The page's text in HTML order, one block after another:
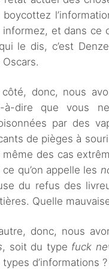
boycottez
informez, et dans ce
le dis, c’est
côté, donc, nous
à-dire que vous
par des
de pièges à
même des cas
ce qu’on appelle les
du refus des
Quelle
donc, nous
, soit du type fuck
types d’informations ?